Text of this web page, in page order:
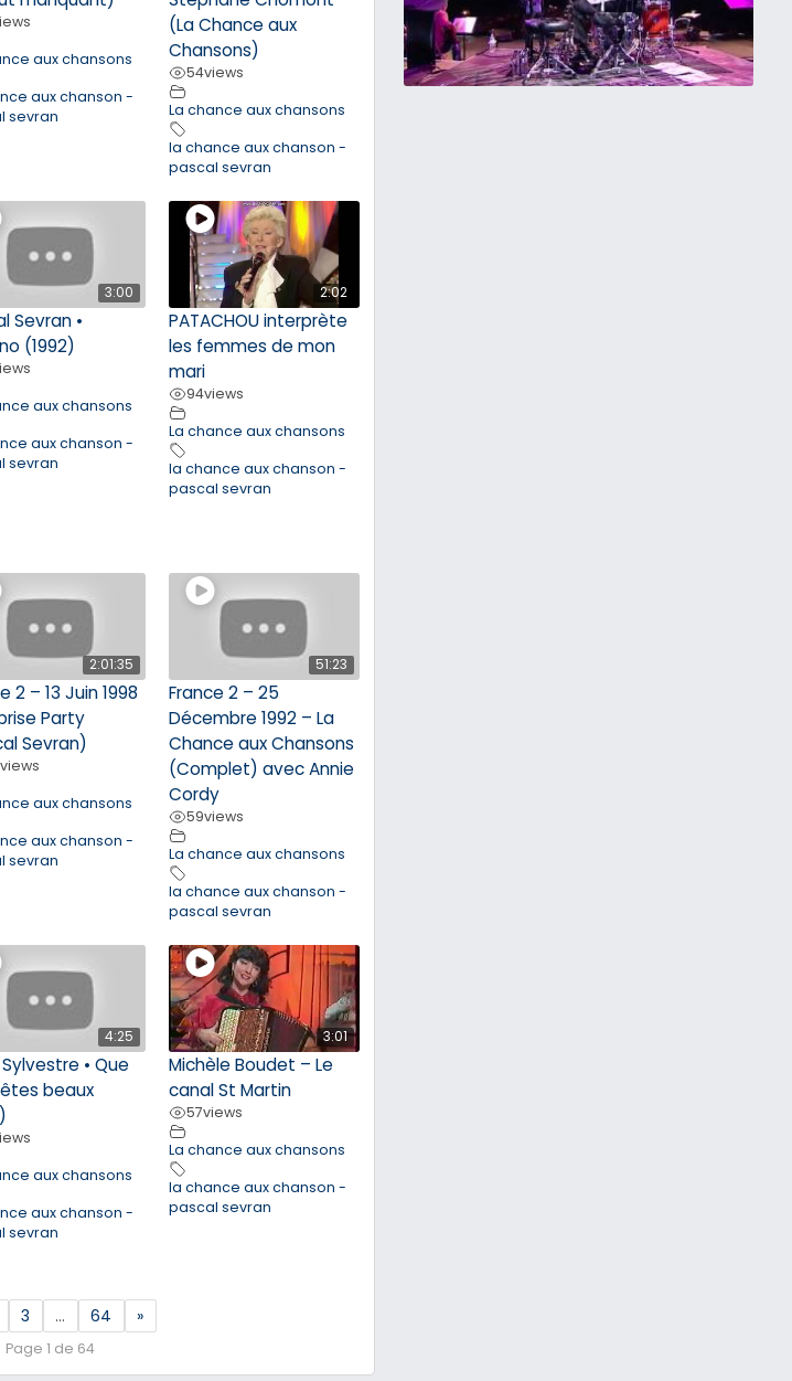
aux chansons
aux chanson -
sevran
(La Chance aux
Chansons)
54views
La chance aux chansons
la chance aux chanson -
pascal sevran
3:00
Sevran •
(1992)
aux chansons
aux chanson -
sevran
2:02
PATACHOU interprète
les femmes de mon
mari
94views
La chance aux chansons
la chance aux chanson -
pascal sevran
2:01:35
2 – 13 Juin 1998
Party
Sevran)
views
aux chansons
aux chanson -
sevran
51:23
France 2 – 25
Décembre 1992 – La
Chance aux Chansons
(Complet) avec Annie
Cordy
59views
La chance aux chansons
la chance aux chanson -
pascal sevran
4:25
• Que
beaux
aux chansons
aux chanson -
sevran
3:01
Michèle Boudet – Le
canal St Martin
57views
La chance aux chansons
la chance aux chanson -
pascal sevran
3 … 64 »
Page 1 de 64